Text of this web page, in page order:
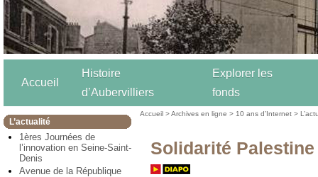
Accueil
Histoire
d’Aubervilliers
Explorer les
fonds
L’actualité
1ères Journées de
l’innovation en Seine-Saint-
Denis
Avenue de la République
Accueil >Archives en ligne > 10 ans d’Internet >
Solidarité Palestine